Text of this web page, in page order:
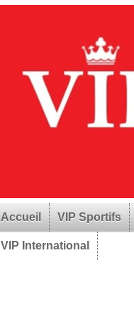
Accueil VIP Sportifs
VIP International